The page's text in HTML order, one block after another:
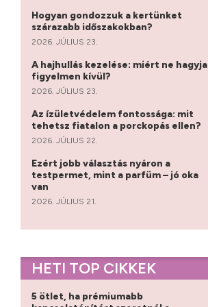
Hogyan gondozzuk a kertünket
szárazabb időszakokban?
2026. JÚLIUS 23.
A hajhullás kezelése: miért ne hagyja
figyelmen kívül?
2026. JÚLIUS 23.
Az ízületvédelem fontossága: mit
tehetsz fiatalon a porckopás ellen?
2026. JÚLIUS 22.
Ezért jobb választás nyáron a
testpermet, mint a parfüm – jó oka
van
2026. JÚLIUS 21.
HETI TOP CIKKEK
5 ötlet, ha prémiumabb